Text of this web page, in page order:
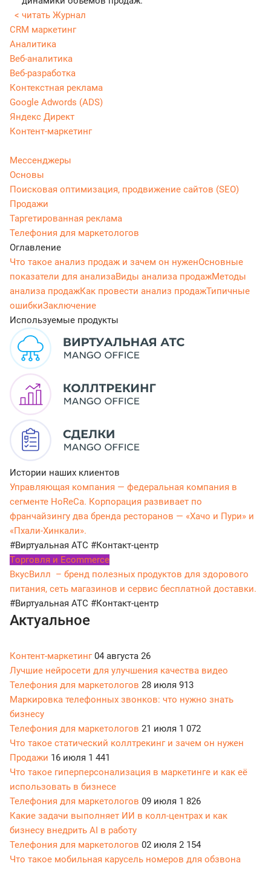
< читать Журнал
CRM маркетинг
Аналитика
Веб-аналитика
Веб-разработка
Контекстная реклама
Google Adwords (ADS)
Яндекс Директ
Контент-маркетинг
Мессенджеры
Основы
Поисковая оптимизация, продвижение сайтов (SEO)
Продажи
Таргетированная реклама
Телефония для маркетологов
Оглавление
Что такое анализ продаж и зачем он нуженОсновные
показатели для анализаВиды анализа продажМетоды
анализа продажКак провести анализ продажТипичные
ошибкиЗаключение
Используемые продукты
Истории наших клиентов
Управляющая компания — федеральная компания в
сегменте HoReCa. Корпорация развивает по
франчайзингу два бренда ресторанов — «Хачо и Пури» и
«Пхали-Хинкали».
#Виртуальная АТС #Контакт-центр
Tорговля и Ecommerce
ВкусВилл – бренд полезных продуктов для здорового
питания, сеть магазинов и сервис бесплатной доставки.
#Виртуальная АТС #Контакт-центр
Актуальное
Контент-маркетинг04 августа 26
Лучшие нейросети для улучшения качества видео
Телефония для маркетологов 28 июля 913
Маркировка телефонных звонков: что нужно знать
бизнесу
Телефония для маркетологов 21 июля 1 072
Что такое статический коллтрекинг и зачем он нужен
Продажи 16 июля 1 441
Что такое гиперперсонализация в маркетинге и как её
использовать в бизнесе
Телефония для маркетологов 09 июля 1 826
Какие задачи выполняет ИИ в колл-центрах и как
бизнесу внедрить AI в работу
Телефония для маркетологов 02 июля 2 154
Что такое мобильная карусель номеров для обзвона